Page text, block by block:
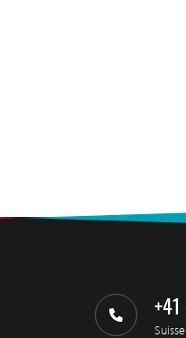
Suisse